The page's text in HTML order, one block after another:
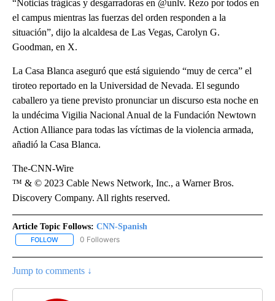
“Noticias trágicas y desgarradoras en @unlv. Rezo por todos en
el campus mientras las fuerzas del orden responden a la
situación”, dijo la alcaldesa de Las Vegas, Carolyn G.
Goodman, en X.
La Casa Blanca aseguró que está siguiendo “muy de cerca” el
tiroteo reportado en la Universidad de Nevada. El segundo
caballero ya tiene previsto pronunciar un discurso esta noche en
la undécima Vigilia Nacional Anual de la Fundación Newtown
Action Alliance para todas las víctimas de la violencia armada,
añadió la Casa Blanca.
The-CNN-Wire
™ & © 2023 Cable News Network, Inc., a Warner Bros.
Discovery Company. All rights reserved.
Article Topic Follows: CNN-Spanish
FOLLOW FOLLOW "CNN-SPANISH" TO RECEIVE NOTIFICATIONS ABOUT
0 Followers
Jump to comments ↓